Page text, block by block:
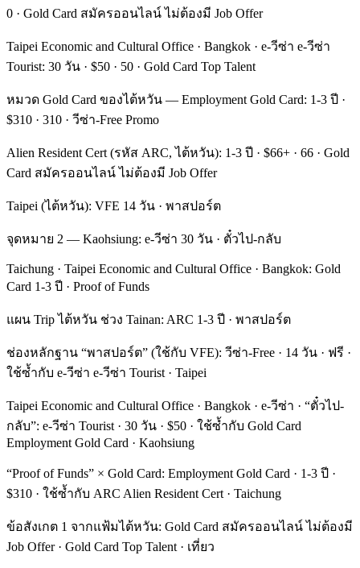
0 · Gold Card สมัครออนไลน์ ไม่ต้องมี Job Offer
Taipei Economic and Cultural Office · Bangkok · e-วีซ่า e-วีซ่า
Tourist: 30 วัน · $50 · 50 · Gold Card Top Talent
หมวด Gold Card ของไต้หวัน — Employment Gold Card: 1-3 ปี ·
$310 · 310 · วีซ่า-Free Promo
Alien Resident Cert (รหัส ARC, ไต้หวัน): 1-3 ปี · $66+ · 66 · Gold
Card สมัครออนไลน์ ไม่ต้องมี Job Offer
Taipei (ไต้หวัน): VFE 14 วัน · พาสปอร์ต
จุดหมาย 2 — Kaohsiung: e-วีซ่า 30 วัน · ตั๋วไป-กลับ
Taichung · Taipei Economic and Cultural Office · Bangkok: Gold
Card 1-3 ปี · Proof of Funds
แผน Trip ไต้หวัน ช่วง Tainan: ARC 1-3 ปี · พาสปอร์ต
ช่องหลักฐาน “พาสปอร์ต” (ใช้กับ VFE): วีซ่า-Free · 14 วัน · ฟรี ·
ใช้ซ้ำกับ e-วีซ่า e-วีซ่า Tourist · Taipei
Taipei Economic and Cultural Office · Bangkok · e-วีซ่า · “ตั๋วไป-
กลับ”: e-วีซ่า Tourist · 30 วัน · $50 · ใช้ซ้ำกับ Gold Card
Employment Gold Card · Kaohsiung
“Proof of Funds” × Gold Card: Employment Gold Card · 1-3 ปี ·
$310 · ใช้ซ้ำกับ ARC Alien Resident Cert · Taichung
ข้อสังเกต 1 จากแฟ้มไต้หวัน: Gold Card สมัครออนไลน์ ไม่ต้องมี
Job Offer · Gold Card Top Talent · เที่ยว